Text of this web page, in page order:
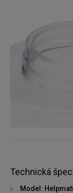
Technická
Model: